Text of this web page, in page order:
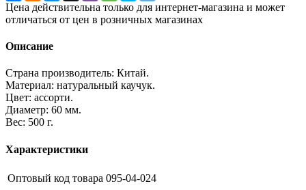
Цена действительна только для интернет-магазина и может
отличаться от цен в розничных магазинах
Описание
Страна производитель: Китай.
Материал: натуральный каучук.
Цвет: ассорти.
Диаметр: 60 мм.
Вес: 500 г.
Характеристики
Оптовый код товара 095-04-024